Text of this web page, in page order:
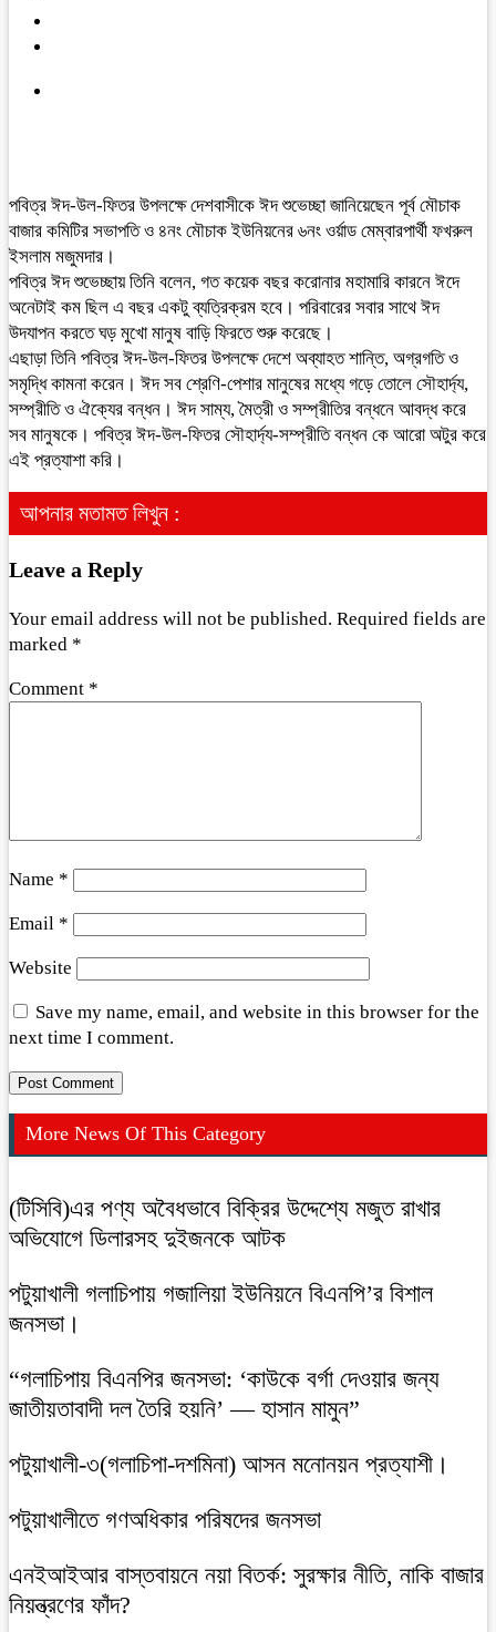
পবিত্র ঈদ-উল-ফিতর উপলক্ষে দেশবাসীকে ঈদ শুভেচ্ছা জানিয়েছেন পূর্ব মৌচাক
বাজার কমিটির সভাপতি ও ৪নং মৌচাক ইউনিয়নের ৬নং ওর্য়াড মেম্বারপার্থী ফখরুল
ইসলাম মজুমদার।
পবিত্র ঈদ শুভেচ্ছায় তিনি বলেন, গত কয়েক বছর করোনার মহামারি কারনে ঈদে
অনেটাই কম ছিল এ বছর একটু ব্যত্রিক্রম হবে। পরিবারের সবার সাথে ঈদ
উদযাপন করতে ঘড় মুখো মানুষ বাড়ি ফিরতে শুরু করেছে।
এছাড়া তিনি পবিত্র ঈদ-উল-ফিতর উপলক্ষে দেশে অব্যাহত শান্তি, অগ্রগতি ও
সমৃদ্ধি কামনা করেন। ঈদ সব শ্রেণি-পেশার মানুষের মধ্যে গড়ে তোলে সৌহার্দ্য,
সম্প্রীতি ও ঐক্যের বন্ধন। ঈদ সাম্য, মৈত্রী ও সম্প্রীতির বন্ধনে আবদ্ধ করে
সব মানুষকে। পবিত্র ঈদ-উল-ফিতর সৌহার্দ্য-সম্প্রীতি বন্ধন কে আরো অটুর করে
এই প্রত্যাশা করি।
আপনার মতামত লিখুন :
Leave a Reply
Your email address will not be published. Required fields are
marked *
Comment *
Name *
Email *
Website
Save my name, email, and website in this browser for the
next time I comment.
More News Of This Category
(টিসিবি)এর পণ্য অবৈধভাবে বিক্রির উদ্দেশ্যে মজুত রাখার
অভিযোগে ডিলারসহ দুইজনকে আটক
‎পটুয়াখালী গলাচিপায় গজালিয়া ইউনিয়নে বিএনপি’র বিশাল
জনসভা।
“গলাচিপায় বিএনপির জনসভা: ‘কাউকে বর্গা দেওয়ার জন্য
জাতীয়তাবাদী দল তৈরি হয়নি’ — হাসান মামুন”
পটুয়াখালী-৩(গলাচিপা-দশমিনা) আসন মনোনয়ন প্রত্যাশী।
পটুয়াখালীতে গণঅধিকার পরিষদের জনসভা
এনইআইআর বাস্তবায়নে নয়া বিতর্ক: সুরক্ষার নীতি, নাকি বাজার
নিয়ন্ত্রণের ফাঁদ?